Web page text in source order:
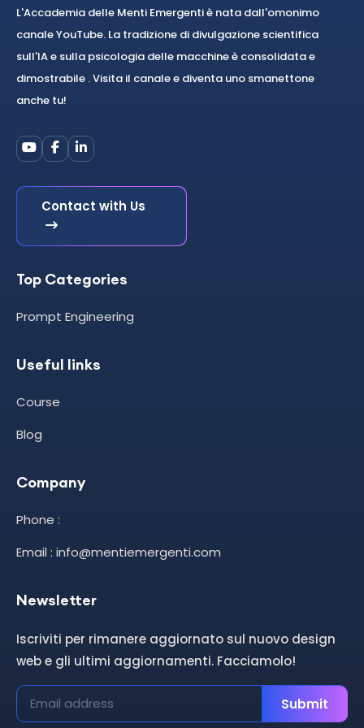
L'Accademia delle Menti Emergenti è nata dall'omonimo
canale YouTube. La tradizione di divulgazione scientifica
sull'IA e sulla psicologia delle macchine è consolidata e
dimostrabile . Visita il canale e diventa uno smanettone
anche tu!
Contact with Us
Top Categories
Prompt Engineering
Useful links
Course
Blog
Company
Phone :
Email : info@mentiemergenti.com
Newsletter
Iscriviti per rimanere aggiornato sul nuovo design
web e gli ultimi aggiornamenti. Facciamolo!
Submit